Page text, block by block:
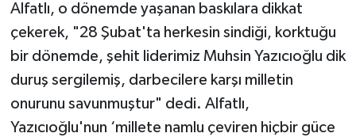
Alfatlı, o dönemde yaşanan baskılara dikkat
çekerek, "28 Şubat'ta herkesin sindiği, korktuğu
bir dönemde, şehit liderimiz Muhsin Yazıcıoğlu dik
duruş sergilemiş, darbecilere karşı milletin
onurunu savunmuştur" dedi. Alfatlı,
Yazıcıoğlu'nun ‘millete namlu çeviren hiçbir güce